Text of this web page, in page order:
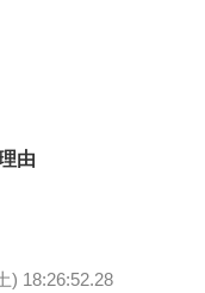
由
) 18:26:52.28